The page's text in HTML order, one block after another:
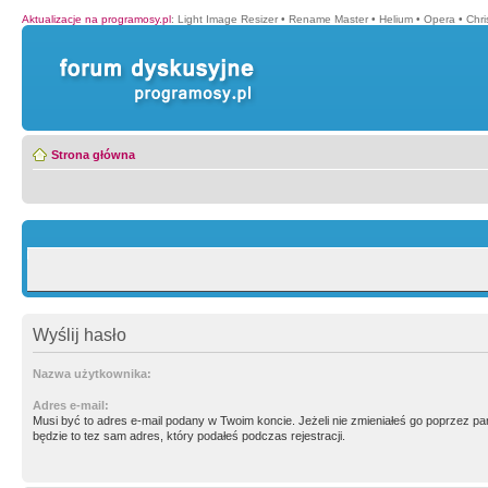
Aktualizacje na programosy.pl: Light Image Resizer • Rename Master • Helium • Opera •
Strona główna
Wyślij hasło
Nazwa użytkownika:
Adres e-mail:
Musi być to adres e-mail podany w Twoim koncie. Jeżeli nie zmieniałeś go poprzez
będzie to tez sam adres, który podałeś podczas rejestracji.